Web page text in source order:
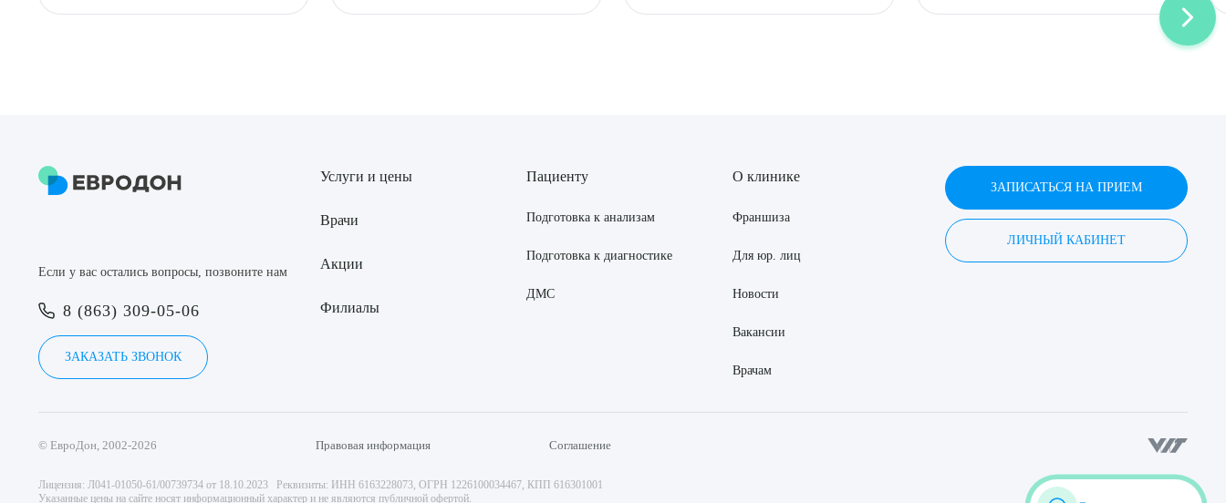
Если у вас остались вопросы, позвоните нам
8 (863) 309-05-06
ЗАКАЗАТЬ ЗВОНОК
Услуги и цены
Врачи
Акции
Филиалы
Пациенту
Подготовка к анализам
Подготовка к диагностике
ДМС
О клинике
Франшиза
Для юр. лиц
Новости
Вакансии
Врачам
ЗАПИСАТЬСЯ НА ПРИЕМ
ЛИЧНЫЙ КАБИНЕТ
© ЕвроДон, 2002-2026 Правовая информация Соглашение
Лицензия: Л041-01050-61/00739734 от 18.10.2023 Реквизиты: ИНН 6163228073, ОГРН 1226100034467, КПП 616301001
Указанные цены на сайте носят информационный характер и не являются публичной офертой.